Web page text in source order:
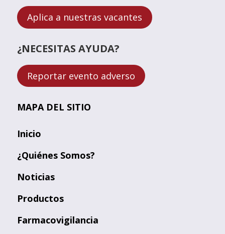
Aplica a nuestras vacantes
¿NECESITAS AYUDA?
Reportar evento adverso
MAPA DEL SITIO
Inicio
¿Quiénes Somos?
Noticias
Productos
Farmacovigilancia